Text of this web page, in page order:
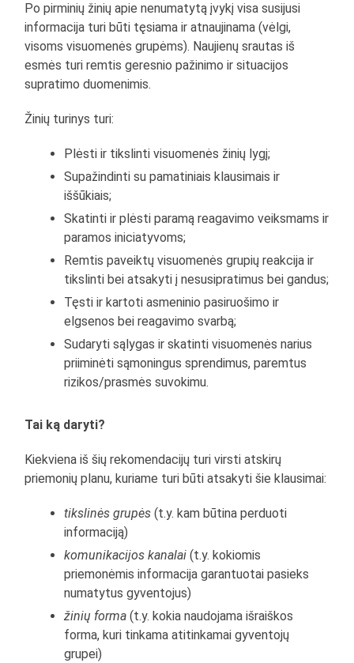
Po pirminių žinių apie nenumatytą įvykį visa susijusi
informacija turi būti tęsiama ir atnaujinama (vėlgi,
visoms visuomenės grupėms). Naujienų srautas iš
esmės turi remtis geresnio pažinimo ir situacijos
supratimo duomenimis.
Žinių turinys turi:
Plėsti ir tikslinti visuomenės žinių lygį;
Supažindinti su pamatiniais klausimais ir
iššūkiais;
Skatinti ir plėsti paramą reagavimo veiksmams ir
paramos iniciatyvoms;
Remtis paveiktų visuomenės grupių reakcija ir
tikslinti bei atsakyti į nesusipratimus bei gandus;
Tęsti ir kartoti asmeninio pasiruošimo ir
elgsenos bei reagavimo svarbą;
Sudaryti sąlygas ir skatinti visuomenės narius
priiminėti sąmoningus sprendimus, paremtus
rizikos/prasmės suvokimu.
Tai ką daryti?
Kiekviena iš šių rekomendacijų turi virsti atskirų
priemonių planu, kuriame turi būti atsakyti šie klausimai:
tikslinės grupės(t.y. kam būtina perduoti
informaciją)
komunikacijos kanalai(t.y. kokiomis
priemonėmis informacija garantuotai pasieks
numatytus gyventojus)
žinių forma(t.y. kokia naudojama išraiškos
forma, kuri tinkama atitinkamai gyventojų
grupei)